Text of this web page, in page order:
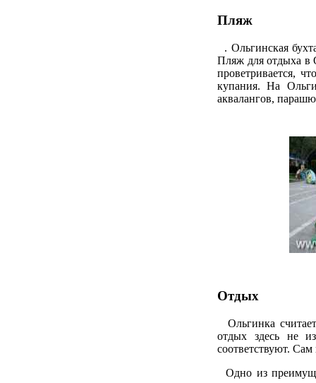
Пляж
. Ольгинская
Пляж для отдыха в
проветривается,
купания. На
аквалангов,
Отдых
Ольгинка
отдых здесь не
соответствуют.
Одно из